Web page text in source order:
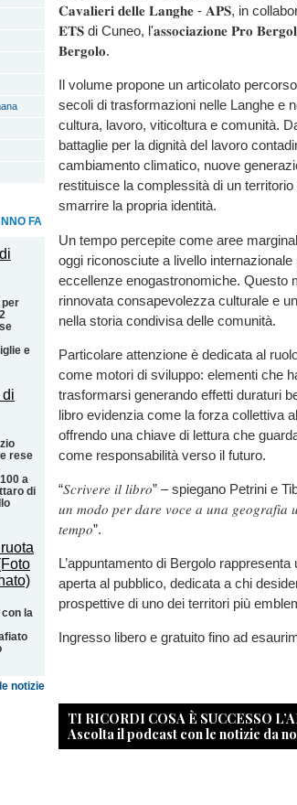
FA
per
e
rese
a
di
con la
notizie
𝐂𝐚𝐯𝐚𝐥𝐢𝐞𝐫𝐢 𝐝𝐞𝐥𝐥𝐞 𝐋𝐚𝐧𝐠𝐡𝐞 - 𝐀𝐏𝐒, in
𝐄𝐓𝐒 di Cuneo, l'𝐚𝐬𝐬𝐨𝐜𝐢𝐚𝐳𝐢𝐨𝐧𝐞 𝐏𝐫𝐨
𝐁𝐞𝐫𝐠𝐨𝐥𝐨.
Il volume propone un articolato
secoli di trasformazioni nelle Langhe e
cultura, lavoro, viticoltura e comunità.
battaglie per la dignità del lavoro
cambiamento climatico, nuove
restituisce la complessità di un
smarrire la propria identità.
Un tempo percepite come aree
oggi riconosciute a livello
eccellenze enogastronomiche. Questo
rinnovata consapevolezza culturale e
nella storia condivisa delle comunità.
Particolare attenzione è dedicata al
come motori di sviluppo: elementi che
trasformarsi generando effetti duraturi
libro evidenzia come la forza collettiva
offrendo una chiave di lettura che
come responsabilità verso il futuro.
“𝑆𝑐𝑟𝑖𝑣𝑒𝑟𝑒 𝑖𝑙 𝑙𝑖𝑏𝑟𝑜” – spiegano Petrini e
𝑢𝑛 𝑚𝑜𝑑𝑜 𝑝𝑒𝑟 𝑑𝑎𝑟𝑒 𝑣𝑜𝑐𝑒 𝑎 𝑢𝑛𝑎 𝑔𝑒𝑜𝑔𝑟𝑎𝑓𝑖𝑎
𝑡𝑒𝑚𝑝𝑜”.
L’appuntamento di Bergolo
aperta al pubblico, dedicata a chi
prospettive di uno dei territori più
Ingresso libero e gratuito fino ad
TI RICORDI COSA È SUCCESSO
Ascolta il podcast con le notizie da